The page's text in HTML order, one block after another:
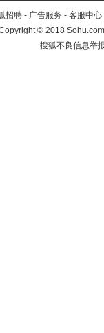
招聘 - 广告服务 - 客服中心
©2018
搜狐不良信息举